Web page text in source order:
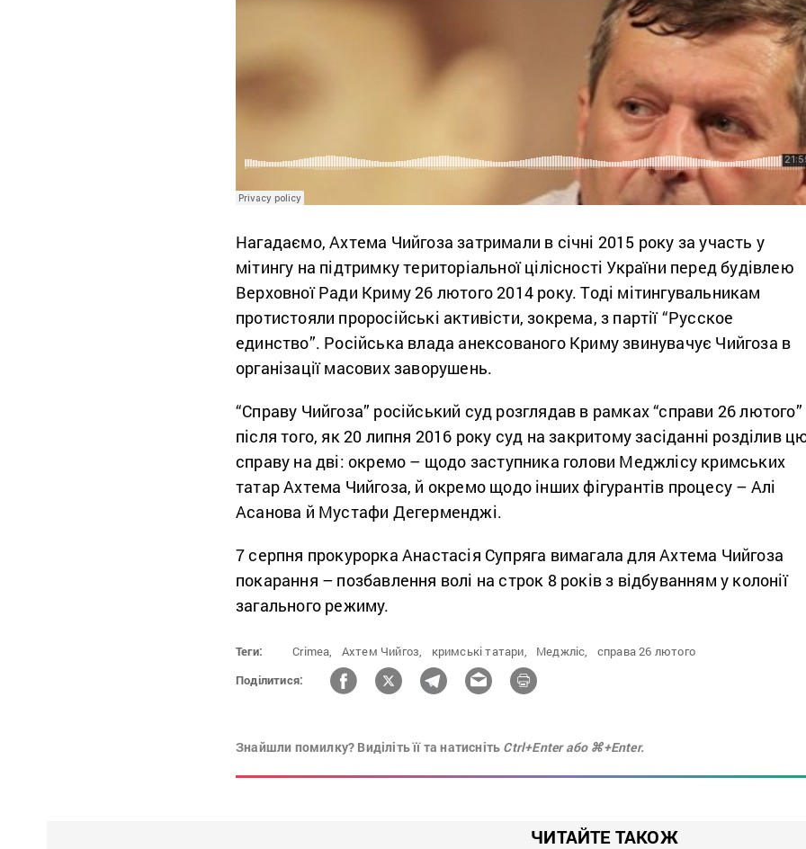
Нагадаємо, Ахтема Чийгоза затримали в січні 2015 року за участь у
мітингу на підтримку територіальної цілісності України перед будівлею
Верховної Ради Криму 26 лютого 2014 року. Тоді мітингувальникам
протистояли проросійські активісти, зокрема, з партії “Русское
единство”. Російська влада анексованого Криму звинувачує Чийгоза в
організації масових заворушень.
“Справу Чийгоза” російський суд розглядав в рамках “справи 26 лютого”
після того, як 20 липня 2016 року суд на закритому засіданні розділив
справу на дві: окремо – щодо заступника голови Меджлісу кримських
татар Ахтема Чийгоза, й окремо щодо інших фігурантів процесу – Алі
Асанова й Мустафи Дегерменджі.
7 серпня прокурорка Анастасія Супряга вимагала для Ахтема Чийгоза
покарання – позбавлення волі на строк 8 років з відбуванням у колонії
загального режиму.
Теги: Crimea, Ахтем Чийгоз, кримські татари, Меджліс,
справа 26 лютого
Поділитися:
Знайшли помилку? Виділіть її та натисніть Ctrl+Enter або ⌘+Enter.
ЧИТАЙТЕ ТАКОЖ